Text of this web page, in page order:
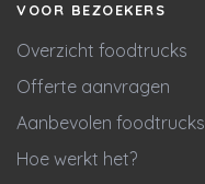
VOOR BEZOEKERS
Overzicht foodtrucks
Offerte aanvragen
Aanbevolen foodtrucks
Hoe werkt het?